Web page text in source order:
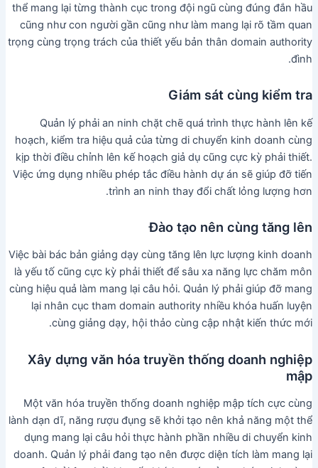
thể mang lại từng thành cục trong đội ngũ cùng đúng đắn hầu
cũng như con người gần cũng như làm mang lại rõ tầm quan
trọng cùng trọng trách của thiết yếu bản thân domain authority
đình.
Giám sát cùng kiểm tra
Quản lý phải an ninh chặt chẽ quá trình thực hành lên kế
hoạch, kiểm tra hiệu quả của từng di chuyển kinh doanh cùng
kịp thời điều chỉnh lên kế hoạch giả dụ cũng cực kỳ phải thiết.
Việc ứng dụng nhiều phép tắc điều hành dự án sẽ giúp đỡ tiến
trình an ninh thay đổi chất lỏng lượng hơn.
Đào tạo nên cùng tăng lên
Việc bài bác bản giảng dạy cùng tăng lên lực lượng kinh doanh
là yếu tố cũng cực kỳ phải thiết để sâu xa năng lực chăm môn
cùng hiệu quả làm mang lại câu hỏi. Quản lý phải giúp đỡ mang
lại nhân cục tham domain authority nhiều khóa huấn luyện
cùng giảng dạy, hội thảo cùng cập nhật kiến thức mới.
Xây dựng văn hóa truyền thống doanh nghiệp
mập
Một văn hóa truyền thống doanh nghiệp mập tích cực cùng
lành dạn dĩ, năng rượu đụng sẽ khởi tạo nên khả năng một thể
dụng mang lại câu hỏi thực hành phần nhiều di chuyển kinh
doanh. Quản lý phải đang tạo nên được diện tích làm mang lại